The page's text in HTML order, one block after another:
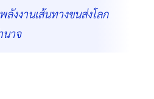
งงานเส้นทางขนส่งโลก
นาจ